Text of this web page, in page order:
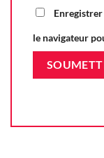
le navigateur